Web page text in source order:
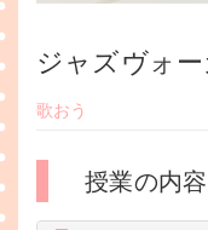
ジャズヴォ
歌おう
授業の内容